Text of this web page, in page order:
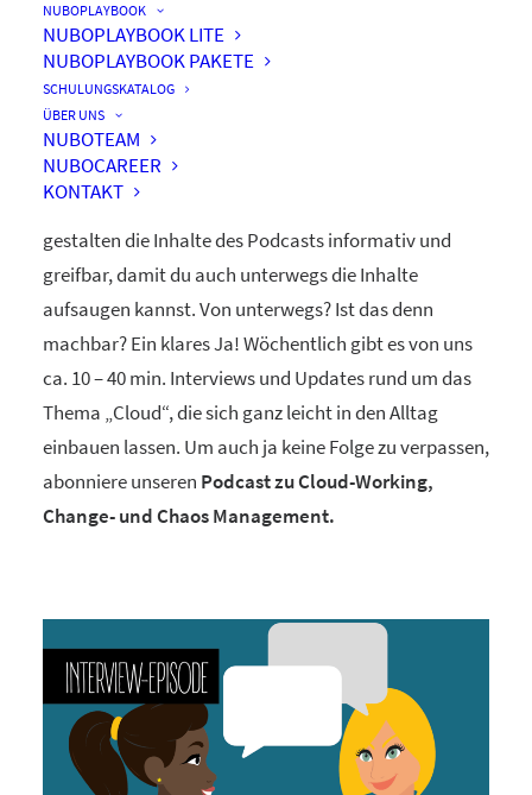
NUBOPLAYBOOK
NUBOPLAYBOOK LITE
NUBOPLAYBOOK PAKETE
SCHULUNGSKATALOG
ÜBER UNS
NUBOTEAM
NUBOCAREER
KONTAKT
by nuboworkers GmbH
Herzlich Willkommen! Du hast nuboRadio – unseren
ganz eigenenPodcast zur Digitalisierung
Unsere beiden Moderatoren Dominique und Markus
gestalten die Inhalte des Podcasts informativ und
greifbar, damit du auch unterwegs die Inhalte
aufsaugen kannst. Von unterwegs? Ist das denn
machbar? Ein klares Ja! Wöchentlich gibt es von uns
ca. 10 – 40 min. Interviews und Updates rund um das
Thema „Cloud“, die sich ganz leicht in den Alltag
einbauen lassen. Um auch ja keine Folge zu verpassen,
abonniere unseren Podcast zu Cloud-Working,
Change- und Chaos Management.